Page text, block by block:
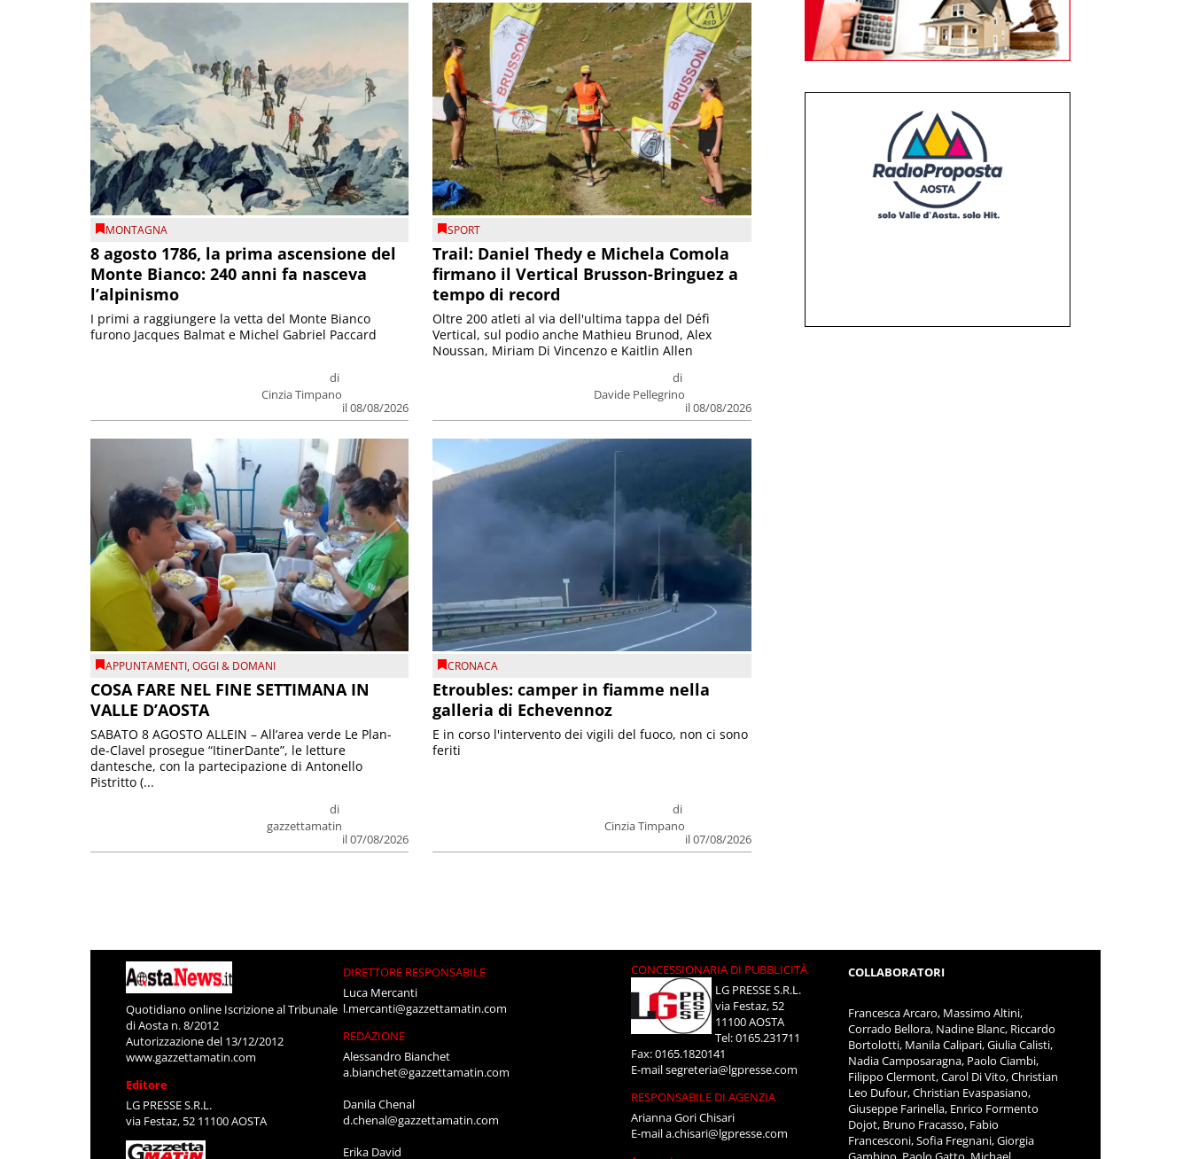
MONTAGNA
8 agosto 1786, la prima ascensione del
Monte Bianco: 240 anni fa nasceva
l’alpinismo
di
Cinzia Timpano
il 08/08/2026
I primi a raggiungere la vetta del Monte Bianco
furono Jacques Balmat e Michel Gabriel Paccard
SPORT
Trail: Daniel Thedy e Michela Comola
firmano il Vertical Brusson-Bringuez a
tempo di record
di
Davide Pellegrino
il 08/08/2026
Oltre 200 atleti al via dell'ultima tappa del Défì
Vertical, sul podio anche Mathieu Brunod, Alex
Noussan, Miriam Di Vincenzo e Kaitlin Allen
APPUNTAMENTI,OGGI & DOMANI
COSA FARE NEL FINE SETTIMANA IN
VALLE D’AOSTA
di
gazzettamatin
il 07/08/2026
SABATO 8 AGOSTO ALLEIN – All’area verde Le Plan-
de-Clavel prosegue “ItinerDante”, le letture
dantesche, con la partecipazione di Antonello
Pistritto (...
CRONACA
Etroubles: camper in fiamme nella
galleria di Echevennoz
di
Cinzia Timpano
il 07/08/2026
E in corso l'intervento dei vigili del fuoco, non ci sono
feriti
Quotidiano online Iscrizione al Tribunale
di Aosta n. 8/2012
Autorizzazione del 13/12/2012
www.gazzettamatin.com
Editore
LG PRESSE S.R.L.
via Festaz, 52 11100 AOSTA
DIRETTORE RESPONSABILE
Luca Mercanti
l.mercanti@gazzettamatin.com
REDAZIONE
Alessandro Bianchet
a.bianchet@gazzettamatin.com
Danila Chenal
d.chenal@gazzettamatin.com
Erika David
CONCESSIONARIA DI PUBBLICITÀ
LG PRESSE S.R.L.
via Festaz, 52
11100 AOSTA
Tel: 0165.231711
Fax: 0165.1820141
E-mailsegreteria@lgpresse.com
RESPONSABILE DI AGENZIA
Arianna Gori Chisari
E-maila.chisari@lgpresse.com
COLLABORATORI
Francesca Arcaro, Massimo Altini,
Corrado Bellora, Nadine Blanc, Riccardo
Bortolotti, Manila Calipari, Giulia Calisti,
Nadia Camposaragna, Paolo Ciambi,
Filippo Clermont, Carol Di Vito, Christian
Leo Dufour, Christian Evaspasiano,
Giuseppe Farinella, Enrico Formento
Dojot, Bruno Fracasso, Fabio
Francesconi, Sofia Fregnani, Giorgia